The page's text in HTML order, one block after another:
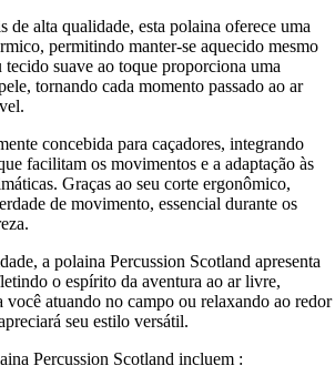
de alta qualidade, esta polaina oferece uma
permitindo manter-se aquecido mesmo
tecido suave ao toque proporciona uma
tornando cada momento passado ao ar
concebida para caçadores, integrando
facilitam os movimentos e a adaptação às
Graças ao seu corte ergonômico,
de movimento, essencial durante os
a polaina Percussion Scotland apresenta
o espírito da aventura ao ar livre,
você atuando no campo ou relaxando ao redor
seu estilo versátil.
Percussion Scotland incluem :